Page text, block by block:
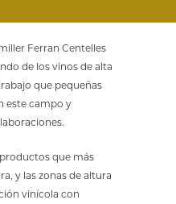
Ferran Centelles
de los vinos de alta
que pequeñas
este campo y
que más
y las zonas de altura
vinícola con